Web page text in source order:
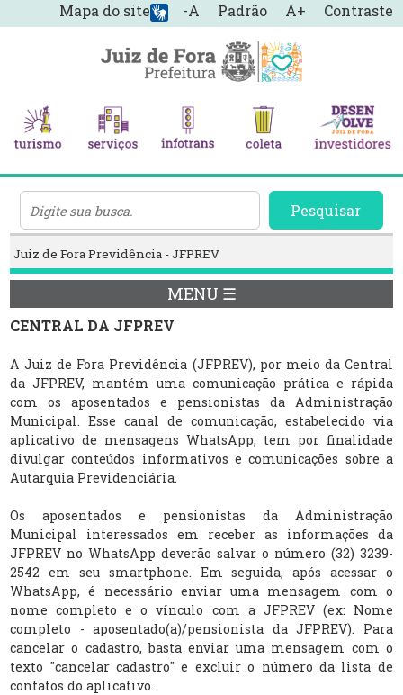
-A Padrão A+ Contraste
Mapa do site
Pesquisar
Juiz de Fora Previdência - JFPREV
MENU ☰
CENTRAL DA JFPREV
A Juiz de Fora Previdência (JFPREV), por meio da Central
da JFPREV, mantém uma comunicação prática e rápida
com os aposentados e pensionistas da Administração
Municipal. Esse canal de comunicação, estabelecido via
aplicativo de mensagens WhatsApp, tem por finalidade
divulgar conteúdos informativos e comunicações sobre a
Autarquia Previdenciária.
Os aposentados e pensionistas da Administração
Municipal interessados em receber as informações da
JFPREV no WhatsApp deverão salvar o número (32) 3239-
2542 em seu smartphone. Em seguida, após acessar o
WhatsApp, é necessário enviar uma mensagem com o
nome completo e o vínculo com a JFPREV (ex: Nome
completo - aposentado(a)/pensionista da JFPREV). Para
cancelar o cadastro, basta enviar uma mensagem com o
texto "cancelar cadastro" e excluir o número da lista de
contatos do aplicativo.